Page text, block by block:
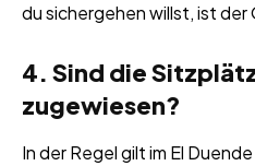
du sichergehen willst, ist
4. Sind die
zugewiesen?
In der Regel gilt im El